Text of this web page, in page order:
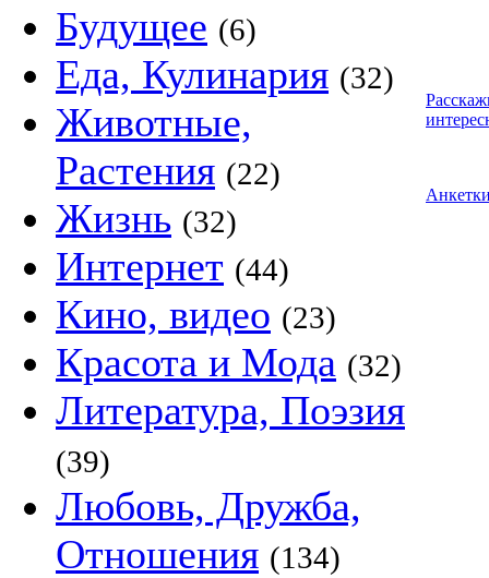
Будущее (6)
Еда, Кулинария (32)
Животные,
Растения (22)
Жизнь (32)
Интернет (44)
Кино, видео (23)
Красота и Мода (32)
Литература, Поэзия
(39)
Любовь, Дружба,
Отношения (134)